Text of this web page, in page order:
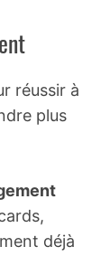
réussir à
plus
déjà